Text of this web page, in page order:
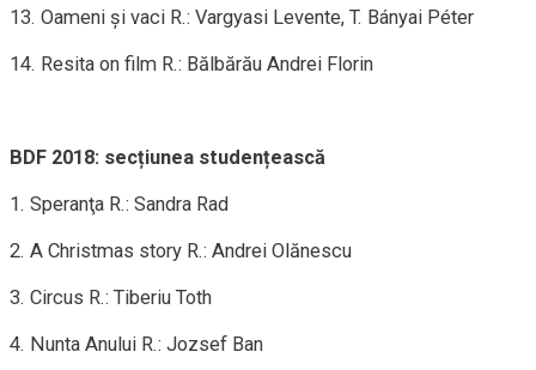
13. Oameni şi vaci R.: Vargyasi Levente, T. Bányai Péter
14. Resita on film R.: Bălbărău Andrei Florin
BDF 2018: secțiunea studențească
1. Speranţa R.: Sandra Rad
2. A Christmas story R.: Andrei Olănescu
3. Circus R.: Tiberiu Toth
4. Nunta Anului R.: Jozsef Ban